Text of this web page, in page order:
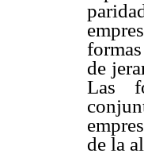
de
Las
de la